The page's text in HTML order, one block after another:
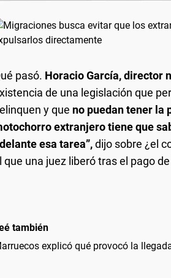
pasó. Horacio García, director
de una legislación que
y que no puedan tener la
extranjero tiene que
esa tarea”,dijo sobre ¿el
que una juez liberó tras el pago
también
explicó qué provocó la